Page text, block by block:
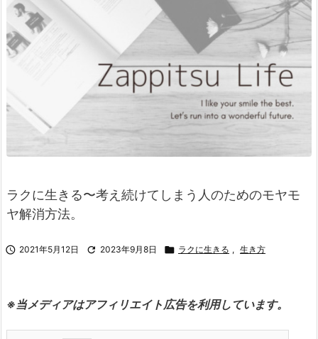
ラクに生きる〜考え続けてしまう人のためのモヤモ
ヤ解消方法。
 2021年5月12日  2023年9月8日  ラクに生きる , 生き方
※当メディアはアフィリエイト広告を利用しています。